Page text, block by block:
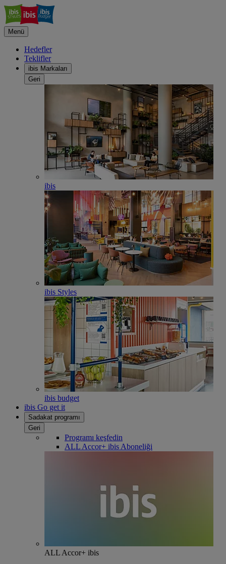
Menü
Hedefler
Teklifler
ibis Markaları
Geri
ibis
ibis Styles
ibis budget
ibis Go get it
Sadakat programı
Geri
Programı keşfedin
ALL Accor+ ibis Aboneliği
ALL Accor+ ibis